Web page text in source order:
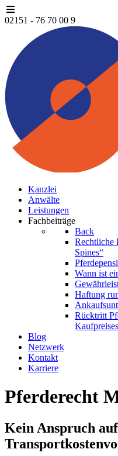
02151 - 76 70 00 9
Kanzlei
Anwälte
Leistungen
Fachbeiträge
Back
Rechtliche
Spines“
Wann ist
Haftung
Rücktritt
Kaufpreises
Blog
Netzwerk
Kontakt
Karriere
Pferderecht
Kein Anspruch auf